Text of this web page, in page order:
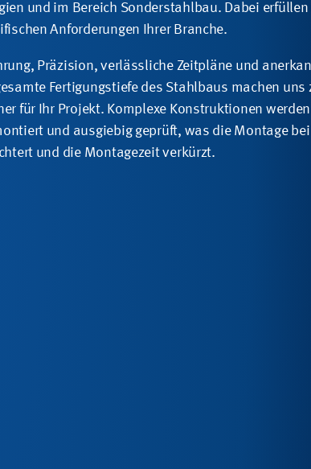
und im Bereich Sonderstahlbau. Dabei
Anforderungen Ihrer Branche.
Präzision, verlässliche Zeitpläne und
Fertigungstiefe des Stahlbaus machen uns
für Ihr Projekt. Komplexe Konstruktionen
und ausgiebig geprüft, was die Montage
und die Montagezeit verkürzt.